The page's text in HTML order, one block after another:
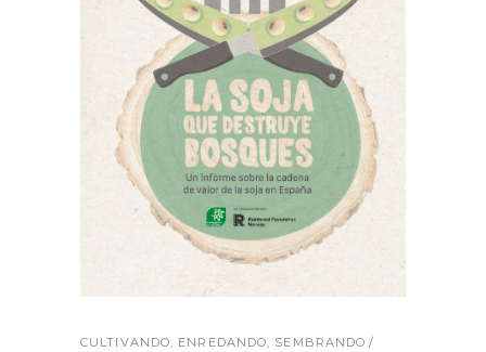
CULTIVANDO ENREDANDO SEMBRANDO